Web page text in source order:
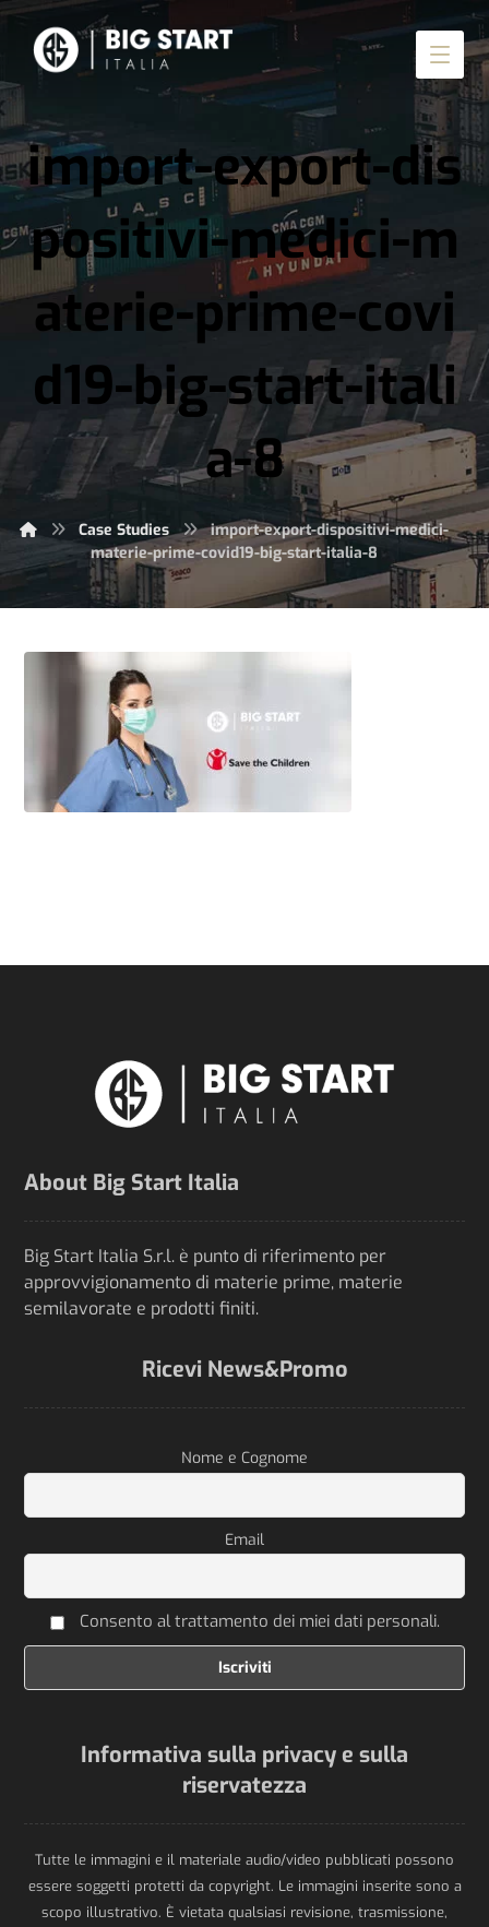
import-export-dis
positivi-medici-m
aterie-prime-covi
d19-big-start-itali
a-8
Case Studies
import-export-dispositivi-medici-
materie-prime-covid19-big-start-italia-8
About Big Start Italia
Big Start Italia S.r.l. è punto di riferimento per
approvvigionamento di materie prime, materie
semilavorate e prodotti finiti.
Ricevi News&Promo
Nome e Cognome
Email
Consento al trattamento dei miei dati personali.
Informativa sulla privacy e sulla
riservatezza
Tutte le immagini e il materiale audio/video pubblicati possono
essere soggetti protetti da copyright. Le immagini inserite sono a
scopo illustrativo. È vietata qualsiasi revisione, trasmissione,